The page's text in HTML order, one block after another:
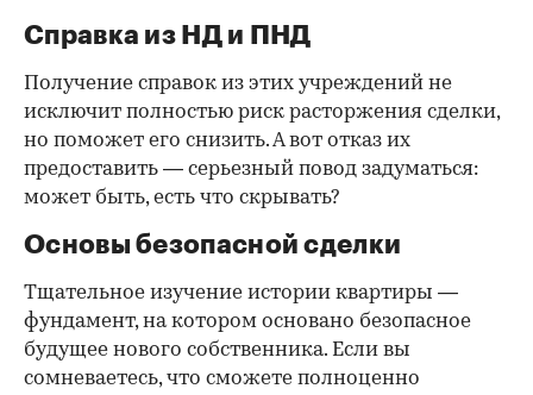
Справка из НД и ПНД
Получение справок из этих учреждений не
исключит полностью риск расторжения сделки,
но поможет его снизить. А вот отказ их
предоставить — серьезный повод задуматься:
может быть, есть что скрывать?
Основы безопасной сделки
Тщательное изучение истории квартиры —
фундамент, на котором основано безопасное
будущее нового собственника. Если вы
сомневаетесь, что сможете полноценно